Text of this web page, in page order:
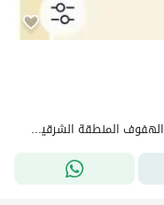
شارع عباد ابن بشر الاشهل، حي الصقور، حي الهفوف المنطقة الشرقية، الأحساء